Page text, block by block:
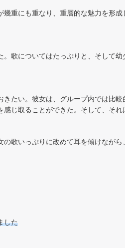
幾重にも重なり、重層的な魅力を形
。歌についてはたっぷりと、そして
きたい。彼女は、グループ内では比
感じ取ることができた。そして、それ
の歌いっぷりに改めて耳を傾けながら
した